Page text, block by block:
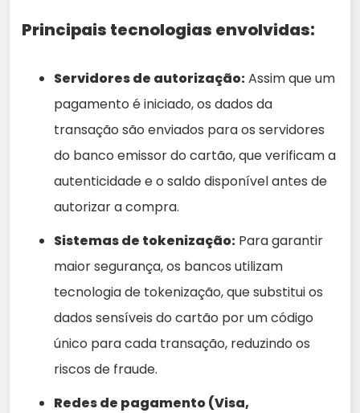
Principais tecnologias envolvidas:
Servidores de autorização:Assim que um
pagamento é iniciado, os dados da
transação são enviados para os servidores
do banco emissor do cartão, que verificam a
autenticidade e o saldo disponível antes de
autorizar a compra.
Sistemas de tokenização: Para garantir
maior segurança, os bancos utilizam
tecnologia de tokenização, que substitui os
dados sensíveis do cartão por um código
único para cada transação, reduzindo os
riscos de fraude.
Redes de pagamento (Visa,